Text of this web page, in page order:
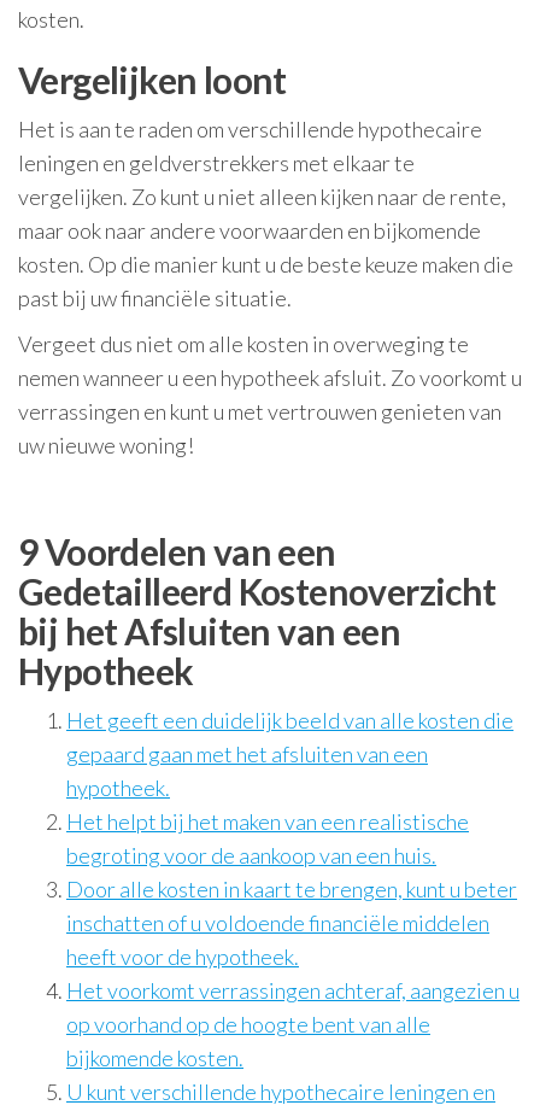
kosten.
Vergelijken loont
Het is aan te raden om verschillende hypothecaire
leningen en geldverstrekkers met elkaar te
vergelijken. Zo kunt u niet alleen kijken naar de rente,
maar ook naar andere voorwaarden en bijkomende
kosten. Op die manier kunt u de beste keuze maken die
past bij uw financiële situatie.
Vergeet dus niet om alle kosten in overweging te
nemen wanneer u een hypotheek afsluit. Zo voorkomt u
verrassingen en kunt u met vertrouwen genieten van
uw nieuwe woning!
9 Voordelen van een
Gedetailleerd Kostenoverzicht
bij het Afsluiten van een
Hypotheek
Het geeft een duidelijk beeld van alle kosten die
gepaard gaan met het afsluiten van een
hypotheek.
Het helpt bij het maken van een realistische
begroting voor de aankoop van een huis.
Door alle kosten in kaart te brengen, kunt u beter
inschatten of u voldoende financiële middelen
heeft voor de hypotheek.
Het voorkomt verrassingen achteraf, aangezien u
op voorhand op de hoogte bent van alle
bijkomende kosten.
U kunt verschillende hypothecaire leningen en